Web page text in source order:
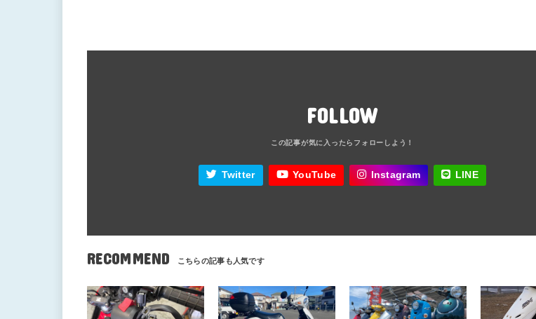
FOLLOW
Twitter YouTube Instagram LINE
RECOMMEND